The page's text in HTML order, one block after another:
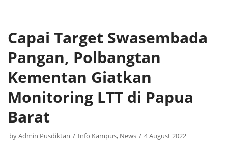
Capai Target Swasembada
Pangan, Polbangtan
Kementan Giatkan
Monitoring LTT di Papua
Barat
byAdmin Pusdiktan Info Kampus, News 4 August 2022